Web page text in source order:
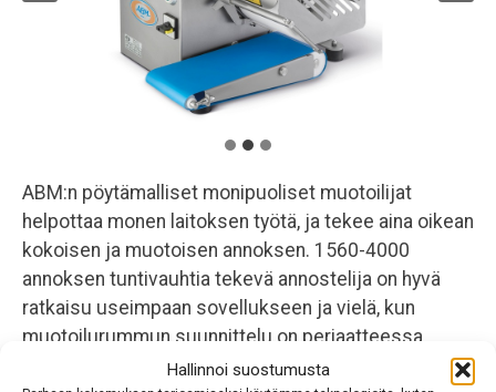
Hallinnoi suostumusta
kevinalpina@kevinalpina.fi
ABM:n pöytämalliset monipuoliset muotoilijat
helpottaa monen laitoksen työtä, ja tekee aina oikean
kokoisen ja muotoisen annoksen. 1560-4000
annoksen tuntivauhtia tekevä annostelija on hyvä
ratkaisu useimpaan sovellukseen ja vielä, kun
muotoilurummun suunnittelu on periaatteessa
vapaa, on tämä todella monipuolinen laite erilaisiin